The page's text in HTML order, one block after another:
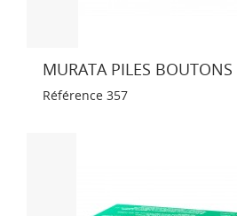
MURATA PILES
Référence 357